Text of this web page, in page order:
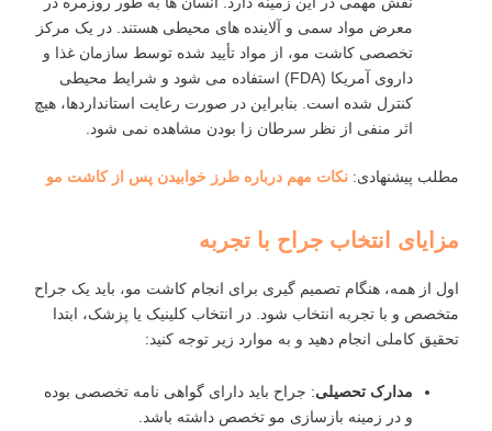
معرض مواد سمی و آلاینده‌ های محیطی هستند. در یک مرکز
تخصصی کاشت مو، از مواد تأیید شده توسط سازمان غذا و
داروی آمریکا (FDA) استفاده می ‌شود و شرایط محیطی
کنترل‌ شده است. بنابراین در صورت رعایت استانداردها، هیچ
اثر منفی از نظر سرطان ‌زا بودن مشاهده نمی ‌شود.
مطلب پیشنهادی: نکات مهم درباره طرز خوابیدن پس از کاشت مو
مزایای انتخاب جراح با تجربه
اول از همه، هنگام تصمیم ‌گیری برای انجام کاشت مو، باید یک جراح
متخصص و با تجربه انتخاب شود. در انتخاب کلینیک یا پزشک، ابتدا
تحقیق کاملی انجام دهید و به موارد زیر توجه کنید:
مدارک تحصیلی: جراح باید دارای گواهی‌ نامه تخصصی بوده
و در زمینه بازسازی مو تخصص داشته باشد.